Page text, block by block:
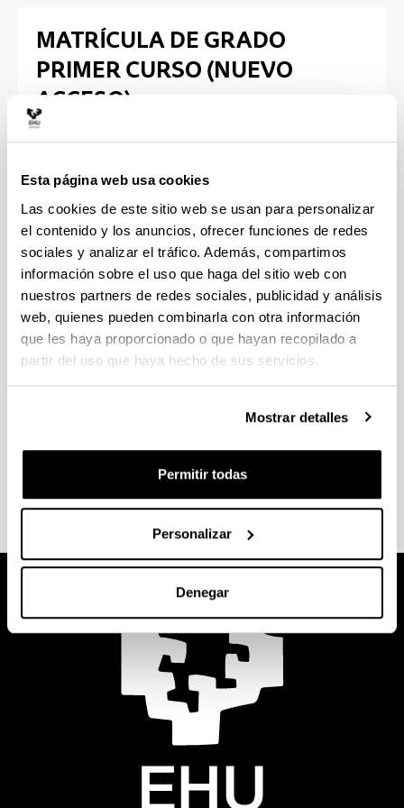
Esta página web usa cookies
Las cookies de este sitio web se usan para personalizar
el contenido y los anuncios, ofrecer funciones de redes
sociales y analizar el tráfico. Además, compartimos
información sobre el uso que haga del sitio web con
nuestros partners de redes sociales, publicidad y análisis
web, quienes pueden combinarla con otra información
que les haya proporcionado o que hayan recopilado a
partir del uso que haya hecho de sus servicios.
Mostrar detalles
Permitir todas
Personalizar
Denegar
MATRÍCULA DE GRADO
PRIMER CURSO (NUEVO
ACCESO)
Para formalizar la matrícula de Grado de nuevo
Realizar la matrículaON-LINEa través del
aplicativoGAUR
MATRICULA ON-LINE
Realizar la matrícula de manera
Secretaría de la Escuela de Ingenieros de
Vitoria-Gasteiz